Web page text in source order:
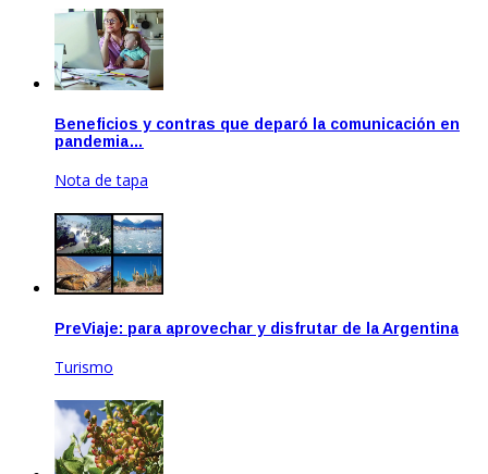
Oct 26, 2020
Beneficios y contras que deparó la comunicación en
pandemia…
Nota de tapa
PreViaje: para aprovechar y disfrutar de la Argentina
Turismo